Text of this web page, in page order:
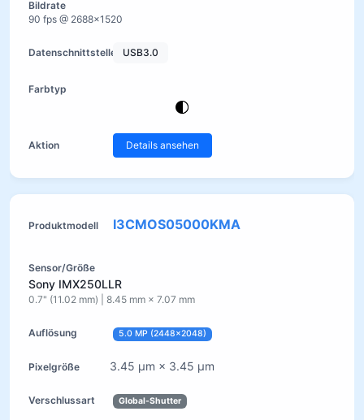
90 fps @ 2688×1520
USB3.0
Details ansehen
I3CMOS05000KMA
Sony IMX250LLR
0.7" (11.02 mm) | 8.45 mm × 7.07 mm
5.0 MP (2448×2048)
3.45 µm × 3.45 µm
Global-Shutter